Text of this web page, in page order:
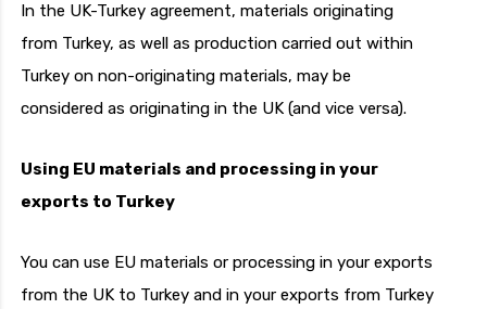
In the UK-Turkey agreement, materials originating
from Turkey, as well as production carried out within
Turkey on non-originating materials, may be
considered as originating in the UK (and vice versa).
Using EU materials and processing in your
exports to Turkey
You can use EU materials or processing in your exports
from the UK to Turkey and in your exports from Turkey